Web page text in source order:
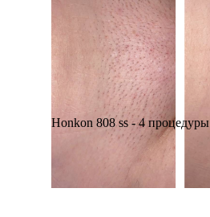
Honkon 808 ss - 4 процедуры